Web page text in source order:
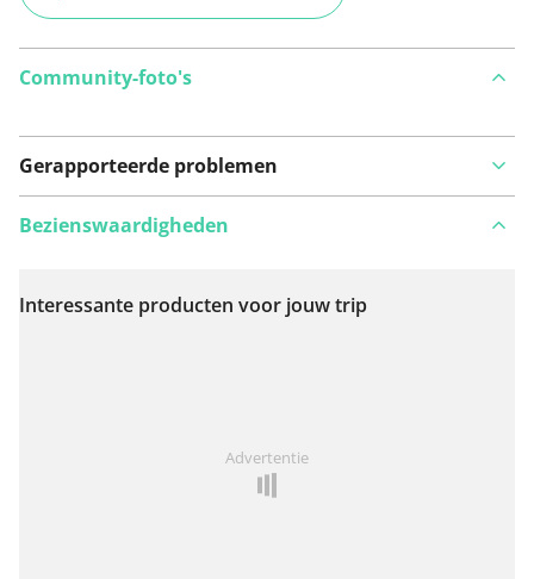
Community-foto's
Gerapporteerde problemen
Bekijk op kaart
Bezienswaardigheden
Interessante producten voor jouw trip
Advertentie